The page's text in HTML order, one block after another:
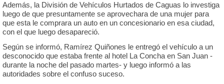
Además, la División de Vehículos Hurtados de Caguas lo investiga
luego de que presuntamente se aprovechara de una mujer para
que esta le comprara un auto en un concesionario en esa ciudad,
con el que luego desapareció.
Según se informó, Ramírez Quiñones le entregó el vehículo a un
desconocido que estaba frente al hotel La Concha en San Juan -
durante la noche del pasado martes- y luego informó a las
autoridades sobre el confuso suceso.